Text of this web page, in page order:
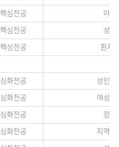
핵심전공
아
핵심전공
성
핵심전공 환자
심화전공
성인
심화전공
여성
심화전공
정
심화전공
지역